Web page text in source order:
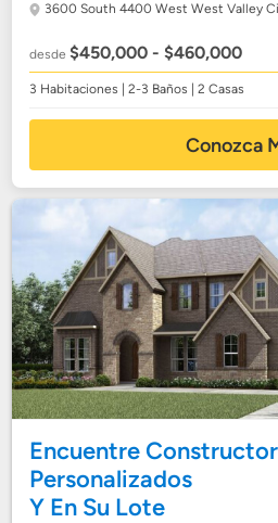
3600 South 4400 West West Valley
desde$450,000 - $460,000
3 Habitaciones | 2-3 Baños | 2 Casas
Conozca
Encuentre
Personalizados
Y En Su Lote